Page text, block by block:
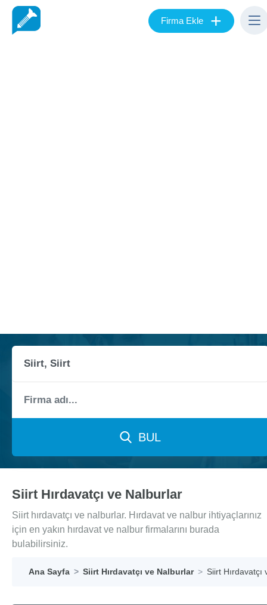
Firma Ekle +
BUL
Siirt Hırdavatçı ve Nalburlar
Siirt hırdavatçı ve nalburlar. Hırdavat ve nalbur ihtiyaçlarınız
için en yakın hırdavat ve nalbur firmalarını burada
bulabilirsiniz.
Ana Sayfa Siirt Hırdavatçı ve Nalburlar Siirt